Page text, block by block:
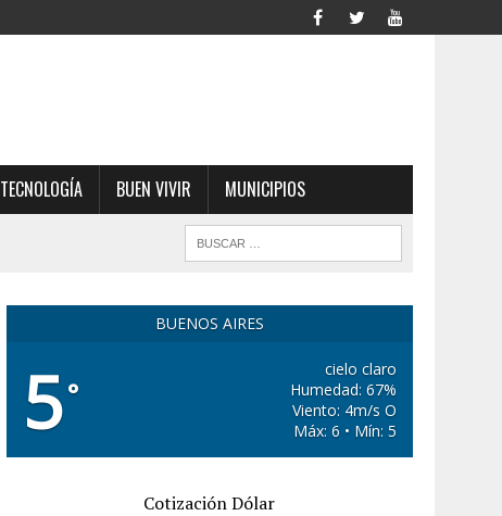
TECNOLOGÍA BUEN VIVIR MUNICIPIOS
BUENOS AIRES
5°
cielo claro
Humedad: 67%
Viento: 4m/s O
Máx: 6 • Mín: 5
Cotización Dólar